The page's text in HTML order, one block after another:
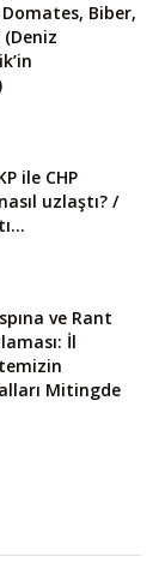
Domates, Biber,
(Deniz
ile CHP
uzlaştı? /
ve Rant
İl
Mitingde